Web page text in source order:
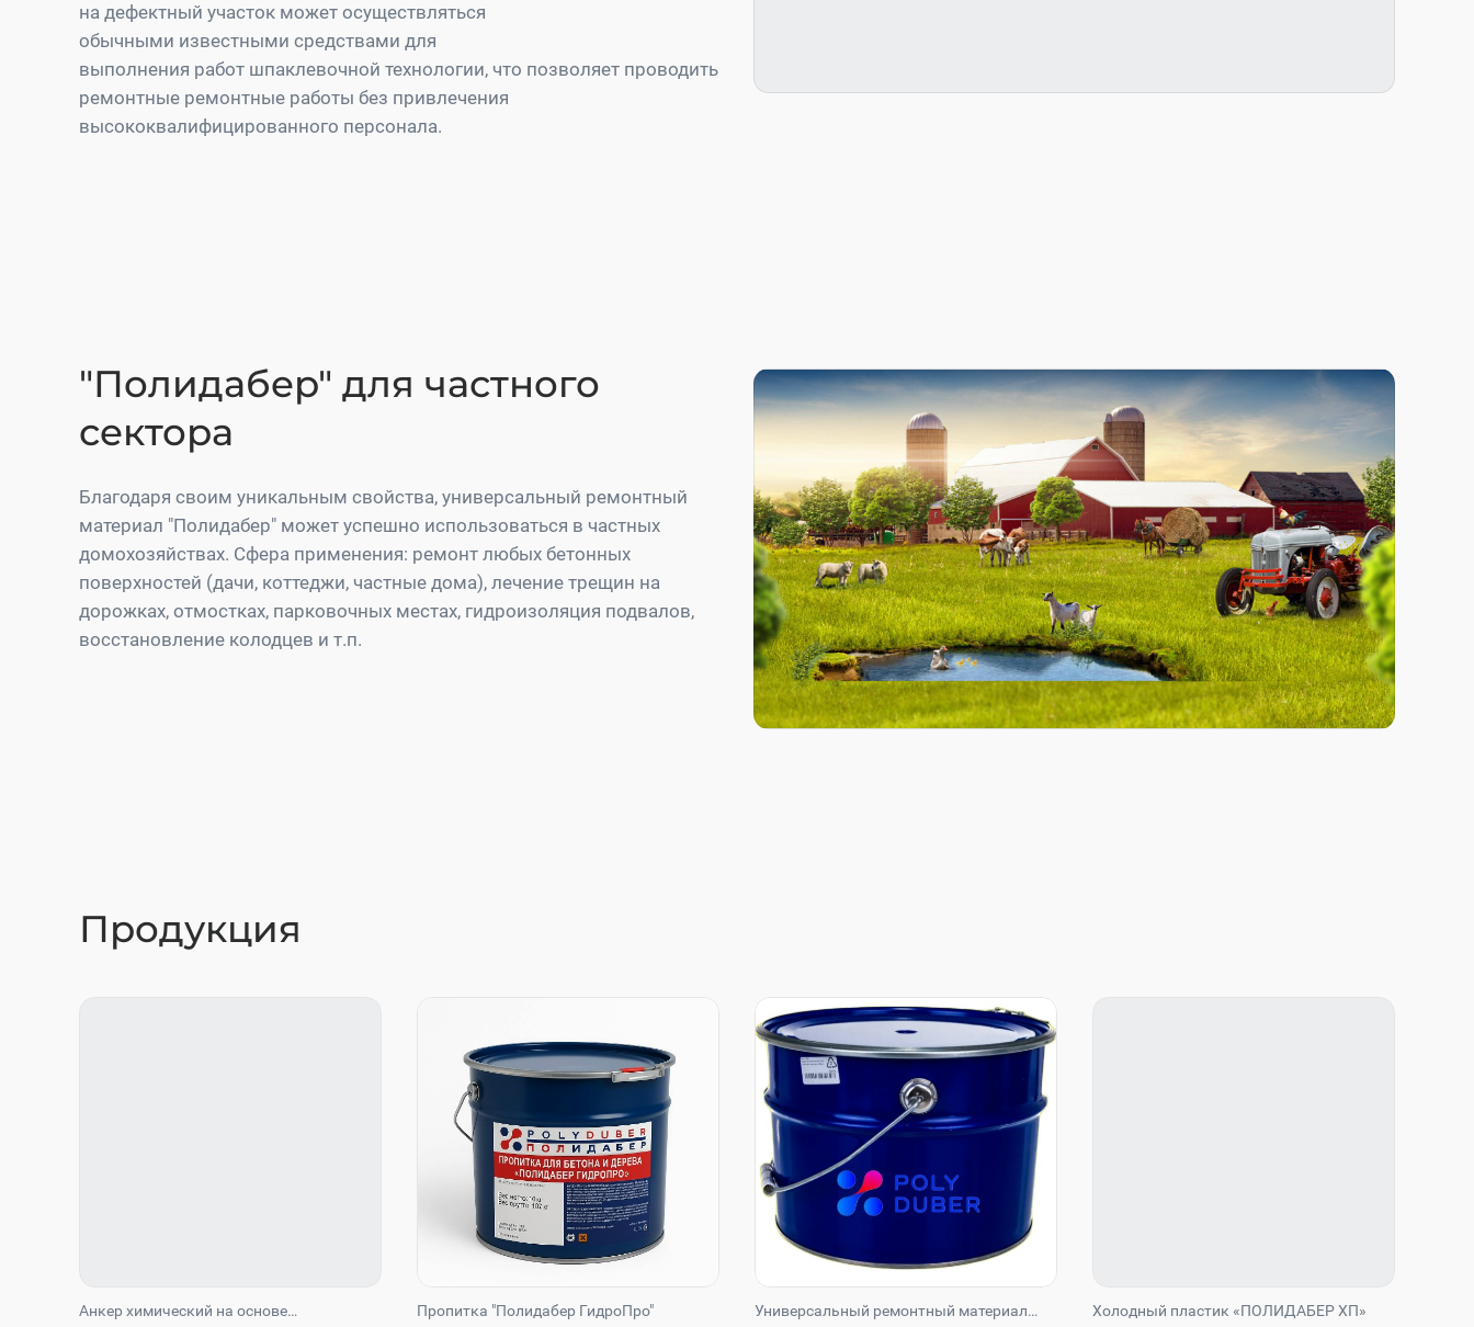
на дефектный участок может осуществляться
обычными известными средствами для
выполнения работ шпаклевочной технологии, что позволяет проводить
ремонтные ремонтные работы без привлечения
высококвалифицированного персонала.
"Полидабер" для частного
сектора
Благодаря своим уникальным свойства, универсальный ремонтный
материал "Полидабер" может успешно использоваться в частных
домохозяйствах. Сфера применения: ремонт любых бетонных
поверхностей (дачи, коттеджи, частные дома), лечение трещин на
дорожках, отмостках, парковочных местах, гидроизоляция подвалов,
восстановление колодцев и т.п.
Продукция
Анкер химический на основе
Пропитка "Полидабер ГидроПро"
Универсальный ремонтный материал
Холодный пластик «ПОЛИДАБЕР ХП»